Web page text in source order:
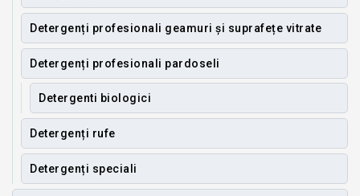
Detergenți profesionali geamuri și suprafețe vitrate
Detergenți profesionali pardoseli
Detergenti biologici
Detergenți rufe
Detergenți speciali